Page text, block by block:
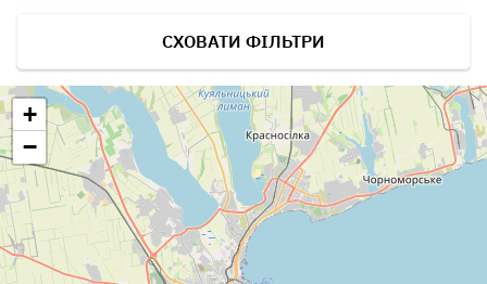
СХОВАТИ ФІЛЬТРИ
+
−